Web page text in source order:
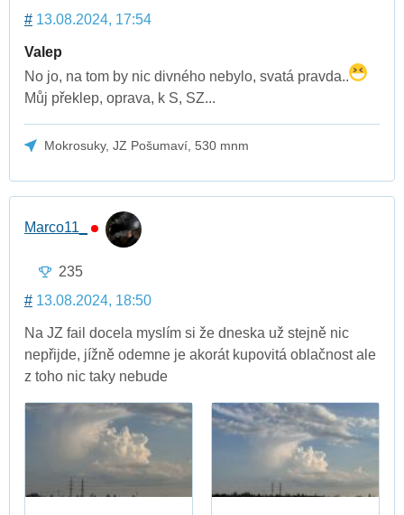
# 13.08.2024, 17:54
Valep
No jo, na tom by nic divného nebylo, svatá pravda..
Můj překlep, oprava, k S, SZ...
Mokrosuky, JZ Pošumaví, 530 mnm
Marco11_
235
# 13.08.2024, 18:50
Na JZ fail docela myslím si že dneska už stejně nic
nepřijde, jížně odemne je akorát kupovitá oblačnost ale
z toho nic taky nebude